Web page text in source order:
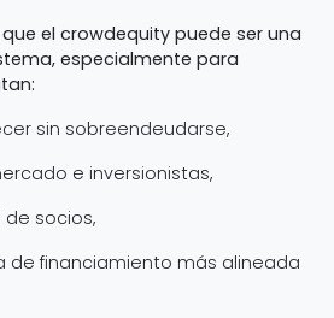
el crowdequity puede ser una
especialmente para
sin sobreendeudarse,
e inversionistas,
socios,
de financiamiento más alineada